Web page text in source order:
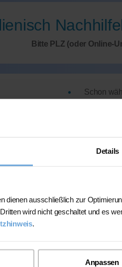
Details
dienen ausschließlich zur
wird nicht geschaltet und es
.
Anpassen
Bitte PLZ (oder Online-
Schon
geduldig,
Jede
Studium: